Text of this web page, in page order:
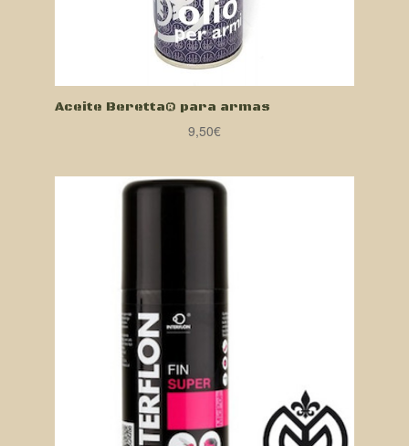
Aceite Beretta® para armas
9,50€